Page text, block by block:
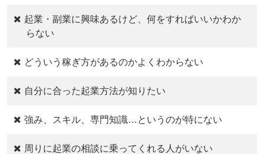
起業・副業に興味あるけど、何をすればいいかわか
らない
どういう稼ぎ方があるのかよくわからない
自分に合った起業方法が知りたい
強み、スキル、専門知識…というのが特にない
周りに起業の相談に乗ってくれる人がいない